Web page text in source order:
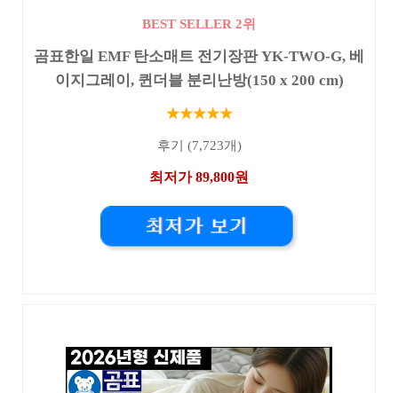
BEST SELLER 2위
곰표한일 EMF 탄소매트 전기장판 YK-TWO-G, 베
이지그레이, 퀸더블 분리난방(150 x 200 cm)
★★★★★
후기 (7,723개)
최저가 89,800원